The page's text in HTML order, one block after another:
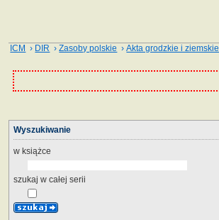
ICM › DIR ›Zasoby polskie ›Akta grodzkie i ziemskie
Wyszukiwanie
w książce
szukaj w całej serii